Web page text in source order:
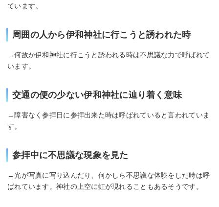
ています。
周囲の人から伊和神社に行こうと誘われた時
→何故か伊和神社に行こうと誘われる時は不思議な力で呼ばれて
います。
交通の便の少ない伊和神社に辿り着く意味
→障害なく参拝日に参拝出来た時は呼ばれていると言われていま
す。
参拝中に不思議な現象を見た
→光が写真に写り込んだり、何かしら不思議な体験をした時は呼
ばれています。神社の上空に虹が現れることもあるそうです。